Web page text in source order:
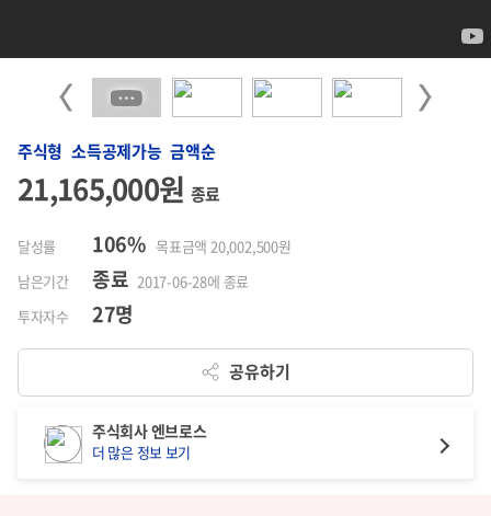
Previous Next
주식형 소득공제가능 금액순
21,165,000원 종료
달성률 106% 목표금액 20,002,500원
남은기간
종료 2017-06-28에 종료
투자자수
27명
공유하기
주식회사 엔브로스
더 많은 정보 보기